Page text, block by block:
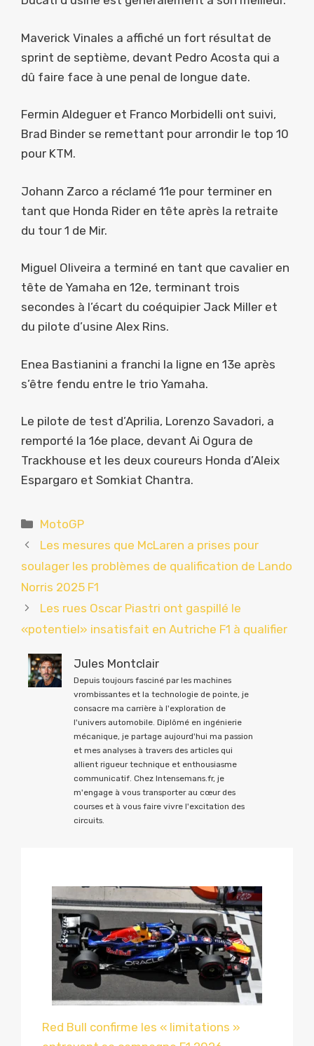
Maverick Vinales a affiché un fort résultat de
sprint de septième, devant Pedro Acosta qui a
dû faire face à une penal de longue date.
Fermin Aldeguer et Franco Morbidelli ont suivi,
Brad Binder se remettant pour arrondir le top 10
pour KTM.
Johann Zarco a réclamé 11e pour terminer en
tant que Honda Rider en tête après la retraite
du tour 1 de Mir.
Miguel Oliveira a terminé en tant que cavalier en
tête de Yamaha en 12e, terminant trois
secondes à l’écart du coéquipier Jack Miller et
du pilote d’usine Alex Rins.
Enea Bastianini a franchi la ligne en 13e après
s’être fendu entre le trio Yamaha.
Le pilote de test d’Aprilia, Lorenzo Savadori, a
remporté la 16e place, devant Ai Ogura de
Trackhouse et les deux coureurs Honda d’Aleix
Espargaro et Somkiat Chantra.
Catégories
MotoGP
Les mesures que McLaren a prises pour
soulager les problèmes de qualification de Lando
Norris 2025 F1
Les rues Oscar Piastri ont gaspillé le
«potentiel» insatisfait en Autriche F1 à qualifier
Jules Montclair
Depuis toujours fasciné par les machines
vrombissantes et la technologie de pointe, je
consacre ma carrière à l'exploration de
l'univers automobile. Diplômé en ingénierie
mécanique, je partage aujourd'hui ma passion
et mes analyses à travers des articles qui
allient rigueur technique et enthousiasme
communicatif. Chez Intensemans.fr, je
m'engage à vous transporter au cœur des
courses et à vous faire vivre l'excitation des
circuits.
Red Bull confirme les « limitations »